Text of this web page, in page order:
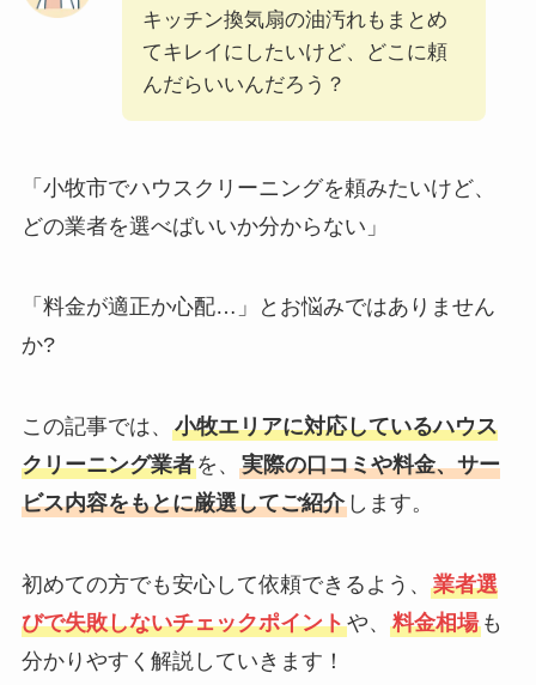
キッチン換気扇の油汚れもまとめ
てキレイにしたいけど、どこに頼
んだらいいんだろう？
「小牧市でハウスクリーニングを頼みたいけど、
どの業者を選べばいいか分からない」
「料金が適正か心配…」とお悩みではありません
か?
この記事では、 小牧エリアに対応しているハウス
クリーニング業者を、 実際の口コミや料金、サー
ビス内容をもとに厳選してご紹介します。
初めての方でも安心して依頼できるよう、 業者選
びで失敗しないチェックポイントや、 料金相場も
分かりやすく解説していきます！